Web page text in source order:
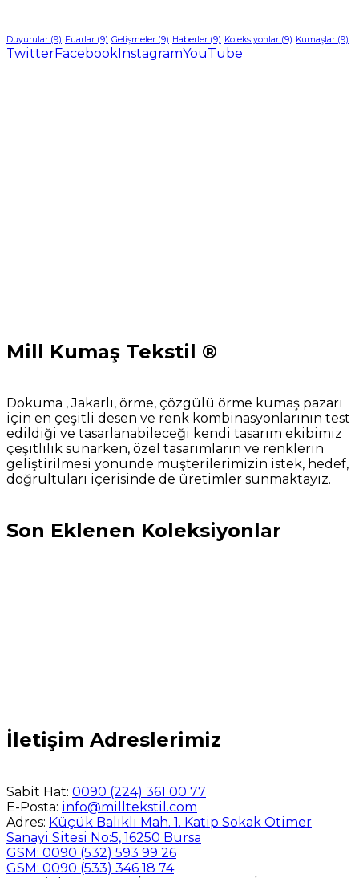
Duyurular (9) Fuarlar (9) Gelişmeler (9) Haberler (9) Koleksiyonlar (9) Kumaşlar (9)
TwitterFacebookInstagramYouTube
Mill Kumaş Tekstil ®
Dokuma , Jakarlı, örme, çözgülü örme kumaş pazarı
için en çeşitli desen ve renk kombinasyonlarının test
edildiği ve tasarlanabileceği kendi tasarım ekibimiz
çeşitlilik sunarken, özel tasarımların ve renklerin
geliştirilmesi yönünde müşterilerimizin istek, hedef,
doğrultuları içerisinde de üretimler sunmaktayız.
Son Eklenen Koleksiyonlar
İletişim Adreslerimiz
Sabit Hat: 0090 (224) 361 00 77
E-Posta: info@milltekstil.com
Adres: Küçük Balıklı Mah. 1. Katip Sokak Otimer
Sanayi Sitesi No:5, 16250 Bursa
GSM: 0090 (532) 593 99 26
GSM: 0090 (533) 346 18 74